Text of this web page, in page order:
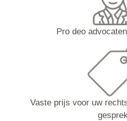
Pro deo
Vaste prijs voor uw